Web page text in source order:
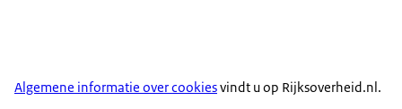
Algemene informatie over cookiesvindt u op Rijksoverheid.nl.